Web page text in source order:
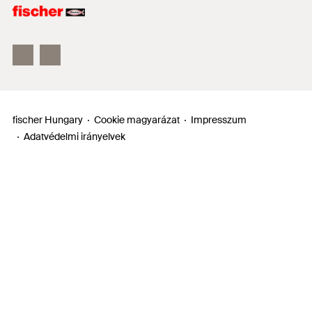
ULTRACUT FBS II
fischer Hungary Cookie magyarázat
Impresszum
Adatvédelmi irányelvek